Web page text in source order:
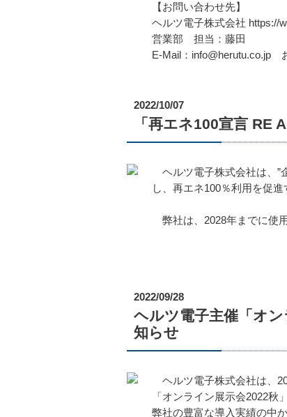
【お問い合わせ先】
ヘルツ電子株式会社 https://
営業部 担当：藤田
E-Mail：info@herutu.co.jp
2022/10/07
「再エネ100宣言 RE
ヘルツ電子株式会社は、”
し、再エネ100％利用を促
弊社は、2028年までに使
2022/09/28
ヘルツ電子主催「オ
知らせ
ヘルツ電子株式会社は、
「オンライン展示会2022秋
弊社の豊富な導入実績の中